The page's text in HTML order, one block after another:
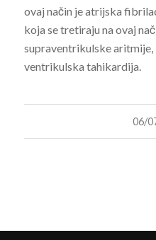
ovaj način je atrijska
koja se tretiraju na ovaj
supraventrikulske aritmije,
ventrikulska tahikardija.
06/